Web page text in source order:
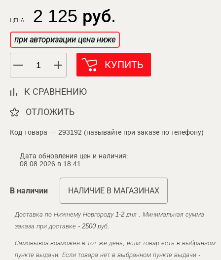
ЦЕНА 2 125 руб.
при авторизации цена ниже
КУПИТЬ
К СРАВНЕНИЮ
ОТЛОЖИТЬ
Код товара — 293192 (называйте при заказе по телефону)
Дата обновления цен и наличия:
08.08.2026 в 18:41
В наличии НАЛИЧИЕ В МАГАЗИНАХ
Доставка по Нижнему Новгороду 1-2 дня . Минимальная сумма
заказа при доставке - 2500 руб.
Самовывоз возможен в тот же день, если товар есть в выбранном
пункте выдачи. Если товара нет в выбранном пункте выдачи -